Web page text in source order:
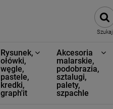
Szukaj
Rysunek,
ołówki,
węgle,
pastele,
kredki,
graph'it
Akcesoria
malarskie,
podobrazia,
sztalugi,
palety,
szpachle